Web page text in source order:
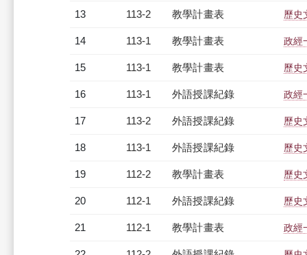
13 113-2 教學計畫表 歷史
14 113-1 教學計畫表 政經
15 113-1 教學計畫表 歷史
16 113-1 外語授課紀錄 政經
17 113-2 外語授課紀錄 歷史
18 113-1 外語授課紀錄 歷史
19 112-2 教學計畫表 歷史
20 112-1 外語授課紀錄 歷史
21 112-1 教學計畫表 政經